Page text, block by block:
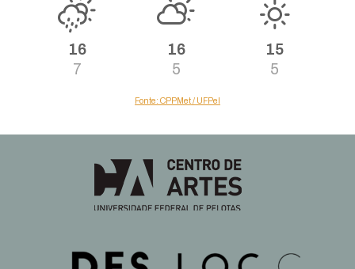
16
7
16
5
15
5
Fonte: CPPMet / UFPel